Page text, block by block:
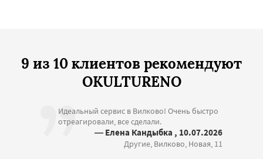
9 из 10 клиентов рекомендуют
OKULTURENO
Идеальный сервис в Вилково! Очень быстро
отреагировали, все сделали.
— Елена Кандыбка , 10.07.2026
Другие, Вилково, Новая, 11